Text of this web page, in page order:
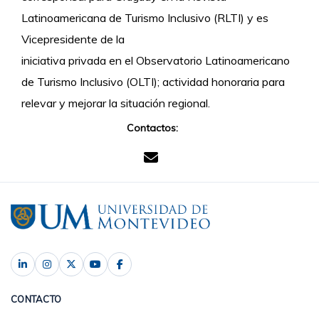
Latinoamericana de Turismo Inclusivo (RLTI) y es
Vicepresidente de la
iniciativa privada en el Observatorio Latinoamericano
de Turismo Inclusivo (OLTI); actividad honoraria para
relevar y mejorar la situación regional.
Contactos:
CONTACTO